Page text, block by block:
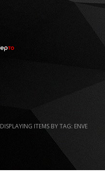
DISPLAYING ITEMS BY TAG: ENVE